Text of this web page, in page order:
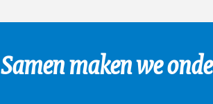
een
Samen maken we